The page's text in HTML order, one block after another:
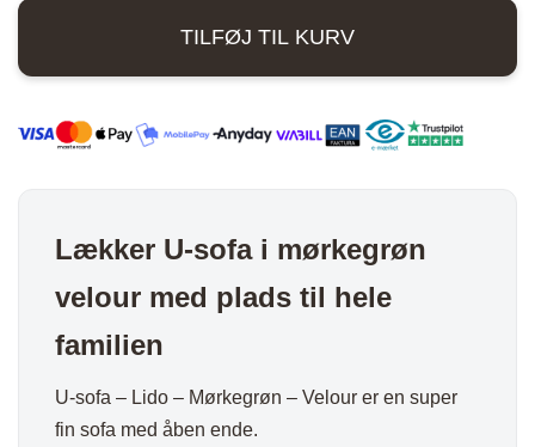
TILFØJ TIL KURV
Lækker U-sofa i mørkegrøn
velour med plads til hele
familien
U-sofa – Lido – Mørkegrøn – Velour er en super
fin sofa med åben ende.